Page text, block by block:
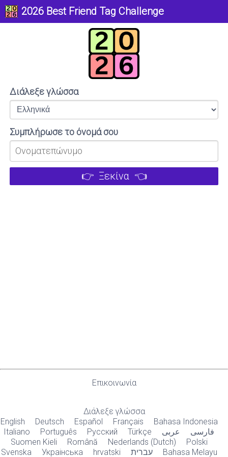
2026 Best Friend Tag Challenge
Διάλεξε γλώσσα
Συμπλήρωσε το όνομά σου
👉 Ξεκίνα 👈
Επικοινωνία
Διάλεξε γλώσσα
English
Deutsch Español Français
Bahasa Indonesia
Italiano
Português Русский Türkçe فارسی
عربى
Suomen Kieli
Română Nederlands (Dutch)
Polski
Svenska
Украiнська hrvatski עברית Bahasa Melayu